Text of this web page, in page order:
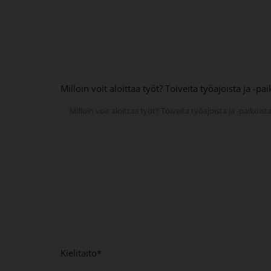
Milloin voit aloittaa työt? Toiveita työajoista ja -
Kielitaito*